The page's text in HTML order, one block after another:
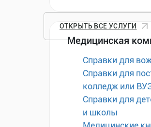
Медицинская
Справки для
Справки для
колледж или
Справки для
и школы
ОТКРЫТЬ ВСЕ УСЛУГИ